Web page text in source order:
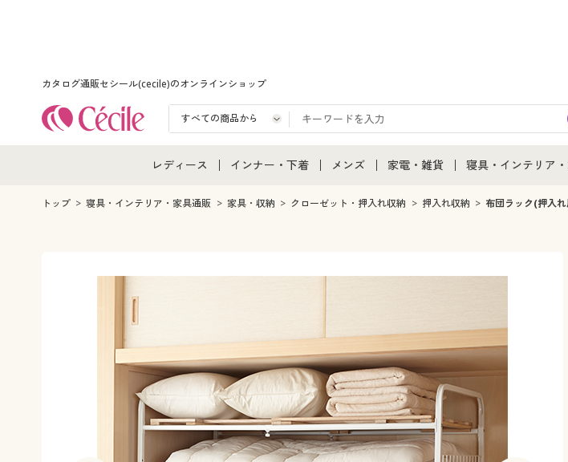
カタログ通販セシール(cecile)のオンラインショップ
レディース
レディース通販すべて
女性下着
インナー・下着
インナー・下着通販すべて
メンズ下着
メンズ
メンズ通販すべて
メンズ下着
家電・雑貨
家電・雑貨すべて
キッチン・雑貨・日用品
寝具・インテリア
寝具・インテリア
寝具・ベッド
カーテン・ラグ・
トップ 寝具・インテリア・家具通販 家具・収納 クローゼット・押入れ収納 押入れ収納 布団ラック(押入